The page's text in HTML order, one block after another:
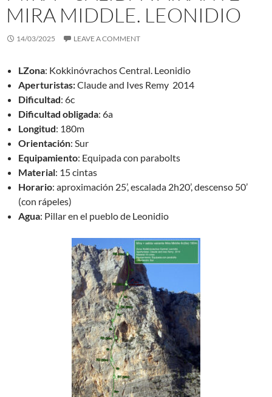
MIRA MIDDLE. LEONIDIO
14/03/2025 LEAVE A COMMENT
LZona: Kokkinóvrachos Central. Leonidio
Aperturistas:Claude and Ives Remy 2014
Dificultad: 6c
Dificultad obligada: 6a
Longitud: 180m
Orientación: Sur
Equipamiento: Equipada con parabolts
Material: 15 cintas
Horario: aproximación 25’, escalada 2h20’, descenso 50’
(con rápeles)
Agua: Pillar en el pueblo de Leonidio